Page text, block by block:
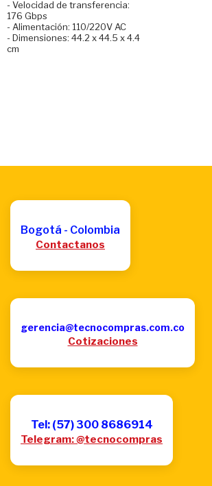
- Velocidad de transferencia:
176 Gbps
- Alimentación: 110/220V AC
- Dimensiones: 44.2 x 44.5 x 4.4
cm
Bogotá - Colombia
Contactanos
gerencia@tecnocompras.com.co
Cotizaciones
Tel: (57) 300 8686914
Telegram: @tecnocompras